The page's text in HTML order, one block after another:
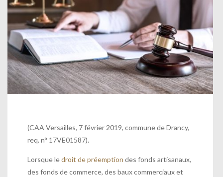
(CAA Versailles, 7 février 2019, commune de Drancy,
req. n° 17VE01587).
Lorsque ledroit de préemption des fonds artisanaux,
des fonds de commerce, des baux commerciaux et